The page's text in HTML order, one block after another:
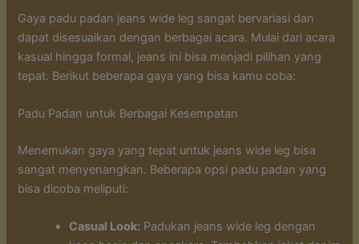
Gaya padu padan jeans wide leg sangat bervariasi dan
dapat disesuaikan dengan berbagai acara. Mulai dari acara
kasual hingga formal, jeans ini bisa menjadi pilihan yang
tepat. Berikut beberapa gaya yang bisa kamu coba:
Padu Padan untuk Berbagai Kesempatan
Menemukan gaya yang tepat untuk jeans wide leg bisa
sangat menyenangkan. Beberapa opsi padu padan yang
bisa dicoba meliputi:
Casual Look: Padukan jeans wide leg dengan